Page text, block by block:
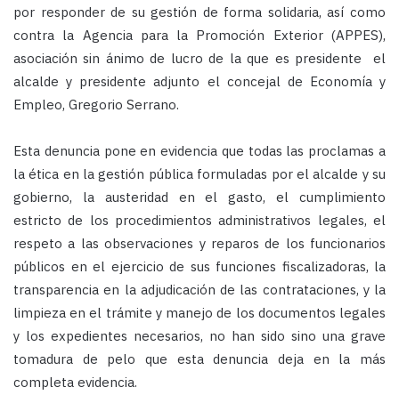
por responder de su gestión de forma solidaria, así como
contra la Agencia para la Promoción Exterior (APPES),
asociación sin ánimo de lucro de la que es presidente el
alcalde y presidente adjunto el concejal de Economía y
Empleo, Gregorio Serrano.
Esta denuncia pone en evidencia que todas las proclamas a
la ética en la gestión pública formuladas por el alcalde y su
gobierno, la austeridad en el gasto, el cumplimiento
estricto de los procedimientos administrativos legales, el
respeto a las observaciones y reparos de los funcionarios
públicos en el ejercicio de sus funciones fiscalizadoras, la
transparencia en la adjudicación de las contrataciones, y la
limpieza en el trámite y manejo de los documentos legales
y los expedientes necesarios, no han sido sino una grave
tomadura de pelo que esta denuncia deja en la más
completa evidencia.